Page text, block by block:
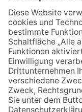
Für MFA
Arztsuche
Informationen
Datenschutz